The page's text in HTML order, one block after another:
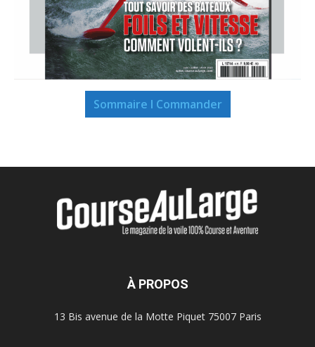
Sommaire I Commander
À PROPOS
13 Bis avenue de la Motte Piquet 75007 Paris